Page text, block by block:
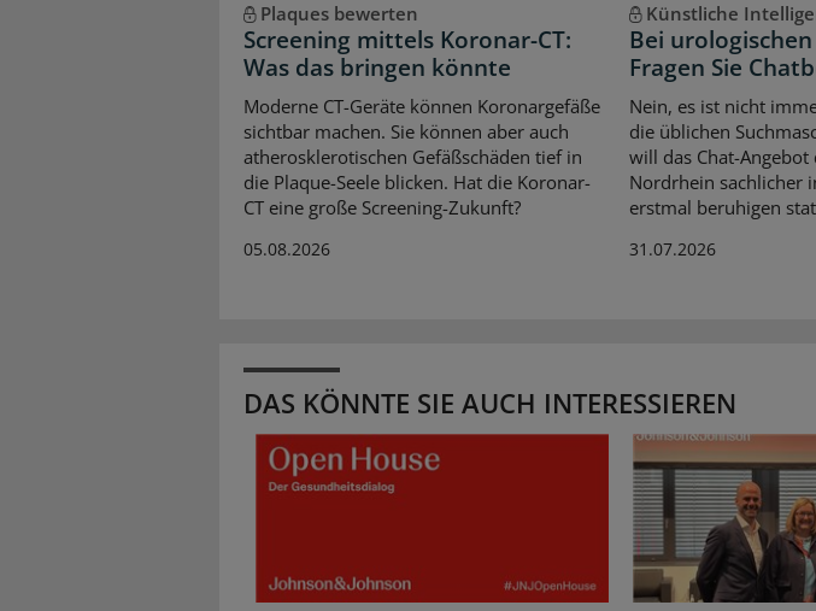
Plaques bewerten
Screening mittels Koronar-CT:
Was das bringen könnte
Moderne CT-Geräte können Koronargefäße
sichtbar machen. Sie können aber auch
atherosklerotischen Gefäßschäden tief in
die Plaque-Seele blicken. Hat die Koronar-
CT eine große Screening-Zukunft?
05.08.2026
Künstliche
Bei
Fragen Sie
Nein, es ist nicht
die üblichen
will das Chat-
Nordrhein sachlicher
erstmal beruhigen
31.07.2026
DAS KÖNNTE SIE AUCH INTERESSIEREN